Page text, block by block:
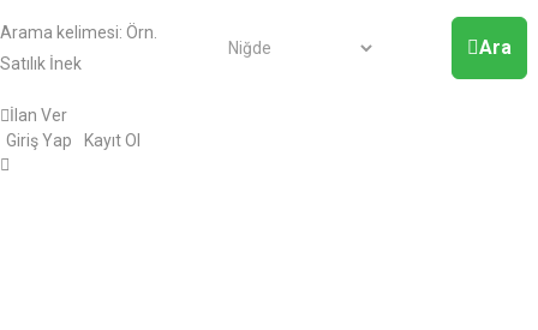
Arama kelimesi: Örn.
Satılık İnek
Ara
İlan Ver
Giriş Yap
Kayıt Ol